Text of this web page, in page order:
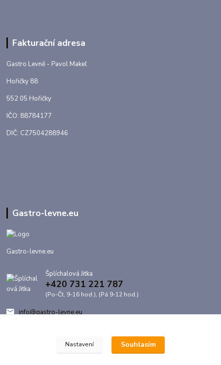
Fakturační adresa
Gastro Levně - Pavol Makeľ
Hořičky 88
552 05 Hořičky
IČO: 88784177
DIČ: CZ7504288946
Gastro-levne.eu
Gastro-levne.eu
Šplíchalová Jitka
+420 731 221 787
(Po-Čt, 9-16 hod.), (Pá 9-12 hod.)
info@gastro-levne.eu
Nastavení Souhlasím